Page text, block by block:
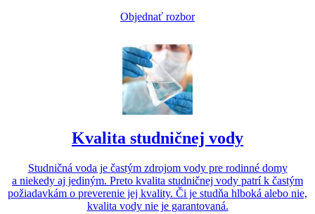
Objednať rozbor
Kvalita studničnej vody
Studničná voda je častým zdrojom vody pre rodinné domy
a niekedy aj jediným. Preto kvalita studničnej vody patrí k častým
požiadavkám o preverenie jej kvality. Či je studňa hlboká alebo nie,
kvalita vody nie je garantovaná.